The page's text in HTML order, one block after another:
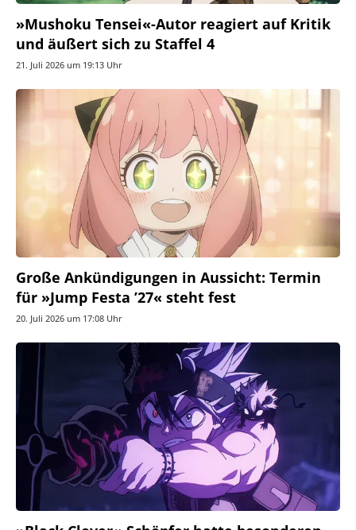
»Mushoku Tensei«-Autor reagiert auf Kritik
und äußert sich zu Staffel 4
21. Juli 2026 um 19:13 Uhr
Große Ankündigungen in Aussicht: Termin
für »Jump Festa ’27« steht fest
20. Juli 2026 um 17:08 Uhr